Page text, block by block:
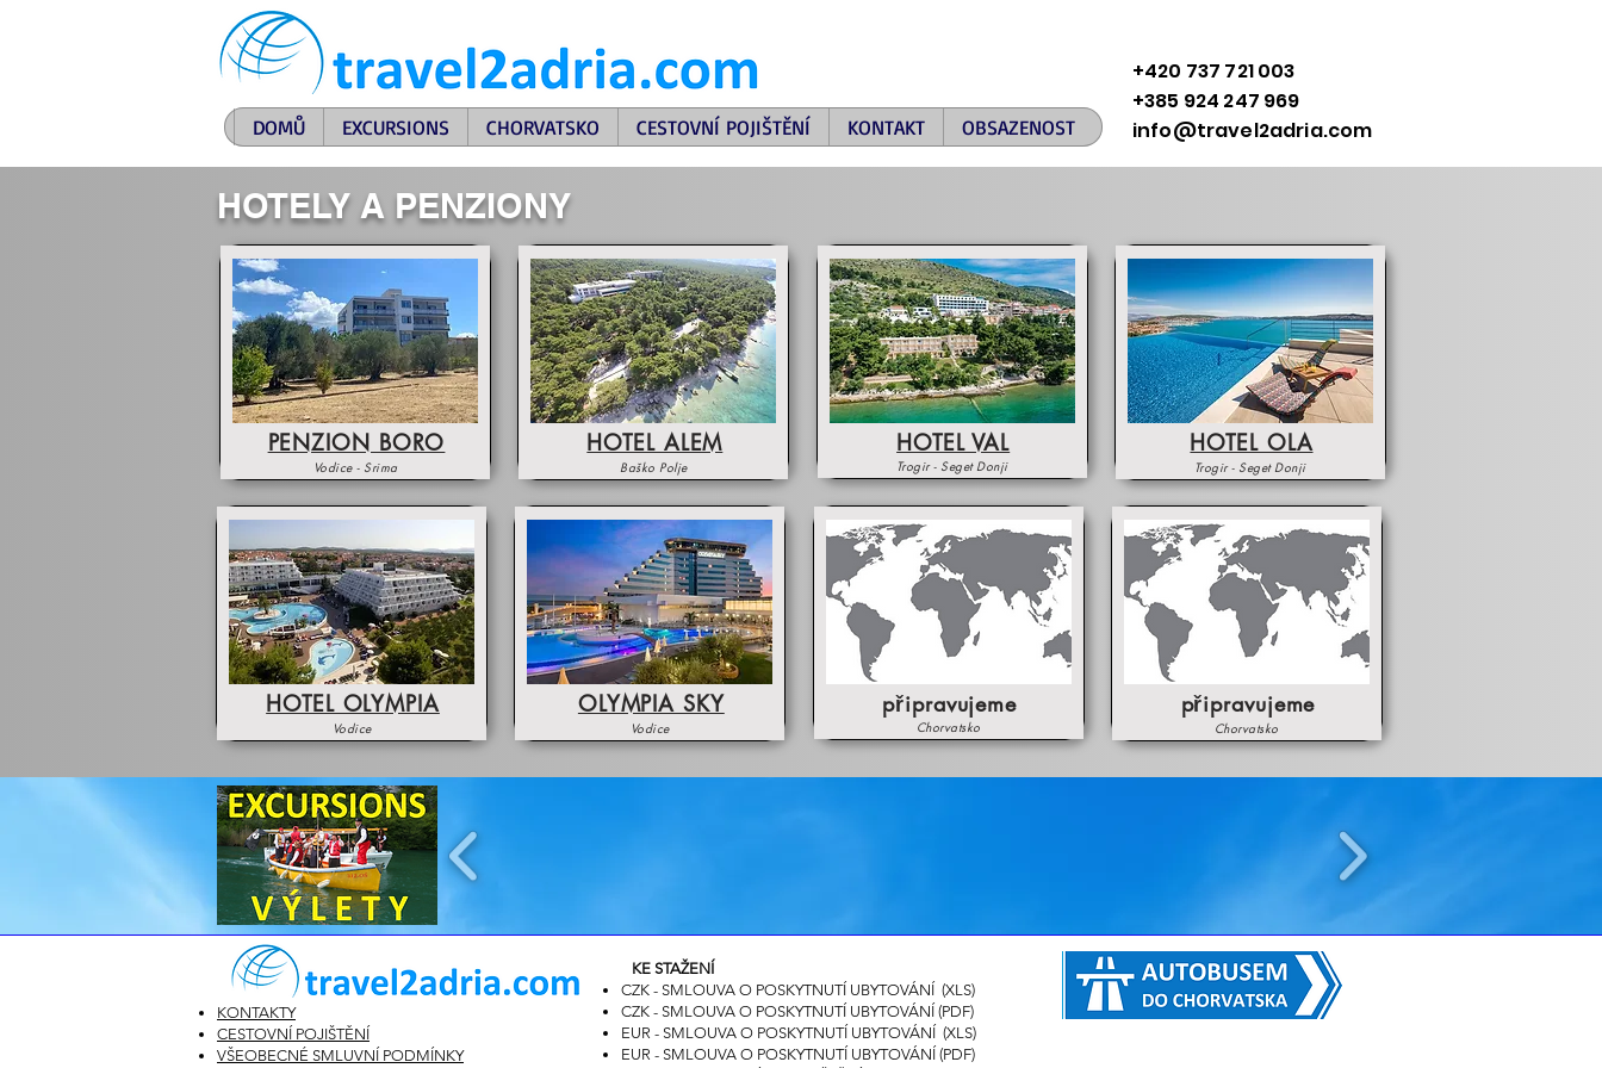
DOMŮ EXCURSIONS CHORVATSKO CESTOVNÍ POJIŠTĚNÍ KONTAKT OBSAZENOST
+420 737 721 003
+385 924 247 969
info@travel2adria.com
HOTELY A PENZIONY
PENZION BORO
Vodice - Srima
HOTEL ALEM
Baško Polje
HOTEL VAL
Trogir - Seget Donji
HOTEL OLA
Trogir - Seget Donji
HOTEL OLYMPIA
Vodice
OLYMPIA SKY
Vodice
připravujeme
Chorvatsko
připravujeme
Chorvatsko
KONTAKTY
CESTOVNÍ POJIŠTĚNÍ
VŠEOBECNÉ SMLUVNÍ PODMÍNKY
KE STAŽENÍ
CZK - SMLOUVA O POSKYTNUTÍ UBYTOVÁNÍ (XLS)
CZK - SMLOUVA O POSKYTNUTÍ UBYTOVÁNÍ (PDF)
EUR - SMLOUVA O POSKYTNUTÍ UBYTOVÁNÍ (XLS)
EUR - SMLOUVA O POSKYTNUTÍ UBYTOVÁNÍ (PDF)